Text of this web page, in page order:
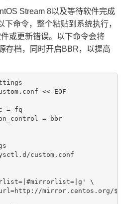
Stream 8以及等待软件完成
命令，整个粘贴到系统执行，
或更新错误。以下命令会将
存档，同时开启BBR，以提高
<< EOF
= fq
= bbr
custom.conf
\
mirror.centos.org/